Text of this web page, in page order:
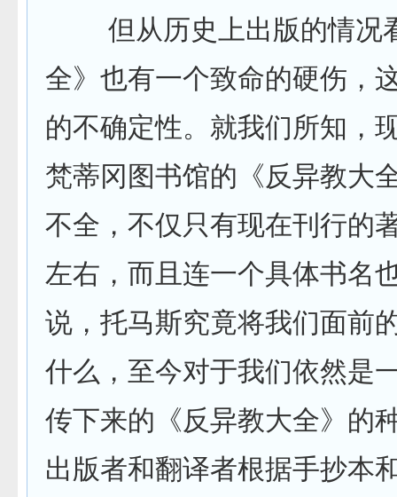
但从历史上出版的情况
全》也有一个致命的硬伤，
的不确定性。就我们所知，
梵蒂冈图书馆的《反异教大
不全，不仅只有现在刊行的
左右，而且连一个具体书名
说，托马斯究竟将我们面前
什么，至今对于我们依然是
传下来的《反异教大全》的
出版者和翻译者根据手抄本